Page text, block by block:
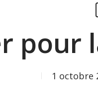
ou Echap
pour
1 octobre